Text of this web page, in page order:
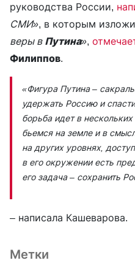
руководства России,
СМИ», в которым
веры в Путина»,
Филиппов.
«Фигура Путина –
удержать Россию и
борьба идет в
бьемся на земле и в
на других уровнях,
в его окружении есть
его задача – сохранить
– написала Кашеварова.
Метки